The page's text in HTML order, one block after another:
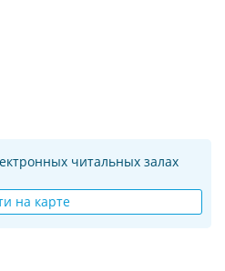
читальных залах
на карте